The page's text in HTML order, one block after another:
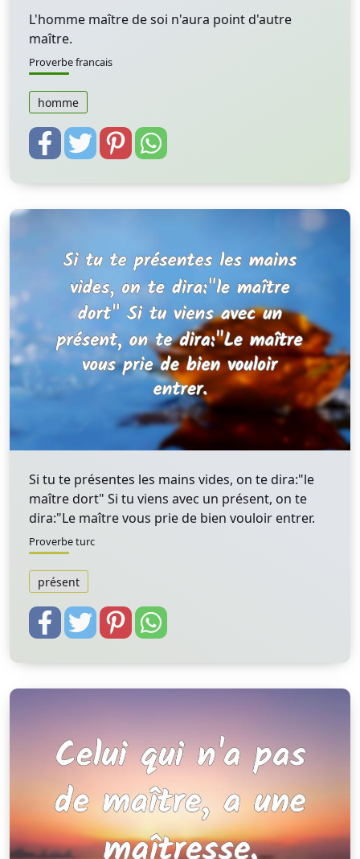
L'homme maître de soi n'aura point d'autre
maître.
Proverbe francais
homme
Si tu te présentes les mains vides, on te dira:"le
maître dort" Si tu viens avec un présent, on te
dira:"Le maître vous prie de bien vouloir entrer.
Proverbe turc
présent